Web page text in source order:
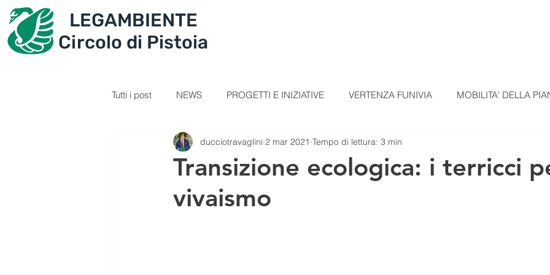
LEGAMBIENTE
Circolo di Pistoia
Tutti i post NEWS PROGETTI E INIZIATIVE VERTENZA FUNIVIA MOBILITA' DELLA
SEZIONE GIOVANI VIDEOLEZIONI COMUNICATI STAMPA
PERCORSI RICETTE Comunicato Progetto FarmCom
Transizione ecologica: i terricci
vivaismo
ducciotravaglini 2 mar 2021 Tempo di lettura: 3 min